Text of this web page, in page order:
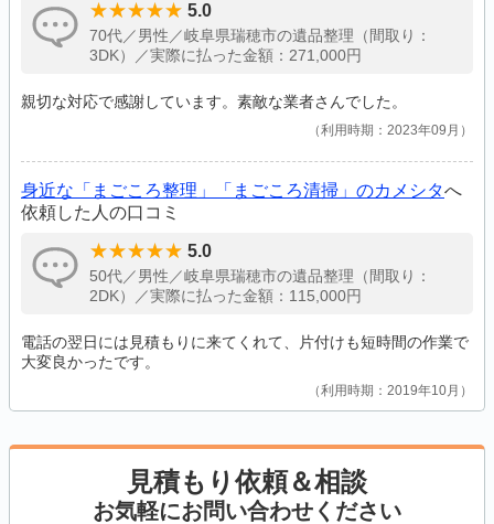
5.0
70代／男性／岐阜県瑞穂市の遺品整理（間取り：
3DK）／実際に払った金額：271,000円
親切な対応で感謝しています。素敵な業者さんでした。
利用時期：2023年09月
身近な「まごころ整理」「まごころ清掃」のカメシタへ
依頼した人の口コミ
5.0
50代／男性／岐阜県瑞穂市の遺品整理（間取り：
2DK）／実際に払った金額：115,000円
電話の翌日には見積もりに来てくれて、片付けも短時間の作業で
大変良かったです。
利用時期：2019年10月
見積もり依頼＆相談
お気軽にお問い合わせください